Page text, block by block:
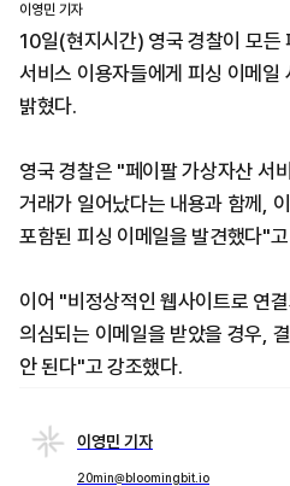
이영민 기자
10일(현지시간) 영국 경찰이 모
서비스 이용자들에게 피싱 이메일
밝혔다.
영국 경찰은 "페이팔 가상자산 서
거래가 일어났다는 내용과 함께,
포함된 피싱 이메일을 발견했다"
이어 "비정상적인 웹사이트로 연
의심되는 이메일을 받았을 경우,
안 된다"고 강조했다.
이영민 기자
20min@bloomingbit.io